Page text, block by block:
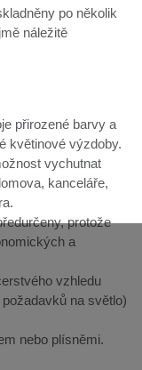
po několik
náležitě
přirozené barvy a
květinové výzdoby.
vychutnat
kanceláře,
protože
a
vzhledu
na světlo)
nebo plísněmi.